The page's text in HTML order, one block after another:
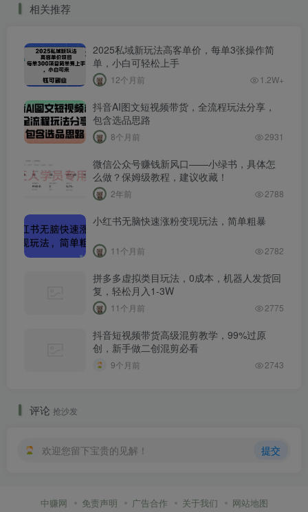
相关推荐
2025私域新玩法高客单价，每单3张操作简
单，小白可轻松上手
12个月前 1.2W+
抖音AI图文短视频带货，全流程玩法分享，
包含选品思路
8个月前 2931
微信公众号赚钱新风口——小绿书，具体怎
么做？保姆级教程，建议收藏！
2年前 2788
小红书无脑快速涨粉变现玩法，简单粗暴
11个月前 2782
拼多多虚拟类目玩法，0成本，机器人发货回
复，轻松月入1-3W
11个月前 2775
抖音短视频带货高级混剪教学，99%过原
创，新手做二创混剪必看
9个月前 2743
评论 抢沙发
欢迎您留下宝贵的见解！ 提交
中赚网 免责声明 广告合作 关于我们 网站地图